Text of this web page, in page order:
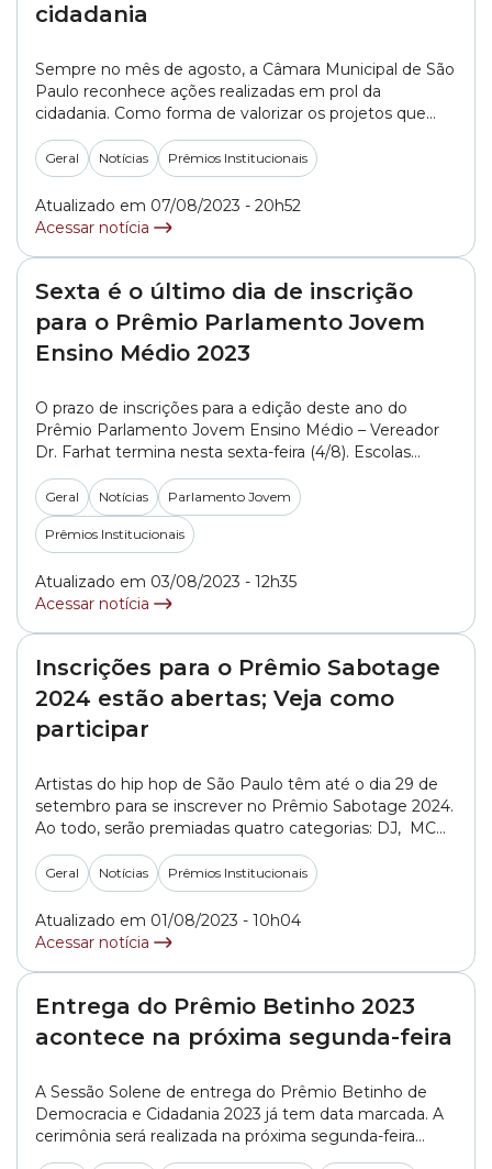
cidadania
Sempre no mês de agosto, a Câmara Municipal de São
Paulo reconhece ações realizadas em prol da
cidadania. Como forma de valorizar os projetos que
combatem a fome, a miséria, a exclusão e a violência,
o Legislativo paulistano entrega a entidades o Prêmio
Herbert de Souza – Betinho de Cidadania. A edição
deste ano aconteceu... »
Geral Notícias Prêmios Institucionais
Atualizado em 07/08/2023 - 20h52
Acessar notícia
Sexta é o último dia de inscrição
para o Prêmio Parlamento Jovem
Ensino Médio 2023
O prazo de inscrições para a edição deste ano do
Prêmio Parlamento Jovem Ensino Médio – Vereador
Dr. Farhat termina nesta sexta-feira (4/8). Escolas
públicas e privadas de São Paulo têm até as 23h59 para
se inscrever pelo e-mail
pjensinomedio@saopaulo.sp.leg.br. Instituído pela pela
Câmara em 2019, o prêmio tem o objetivo de
Geral Notícias Parlamento Jovem
Prêmios Institucionais
Atualizado em 03/08/2023 - 12h35
Acessar notícia
Inscrições para o Prêmio Sabotage
2024 estão abertas; Veja como
participar
Artistas do hip hop de São Paulo têm até o dia 29 de
setembro para se inscrever no Prêmio Sabotage 2024.
Ao todo, serão premiadas quatro categorias: DJ, MC
(Mestre de Cerimônia), Graffiti e Breaking. A cerimônia
de premiação será realizada no dia 21 de março de
Geral Notícias Prêmios Institucionais
Atualizado em 01/08/2023 - 10h04
Acessar notícia
Entrega do Prêmio Betinho 2023
acontece na próxima segunda-feira
A Sessão Solene de entrega do Prêmio Betinho de
Democracia e Cidadania 2023 já tem data marcada. A
cerimônia será realizada na próxima segunda-feira
(7/8), às 19h, na Câmara Municipal de São Paulo. No